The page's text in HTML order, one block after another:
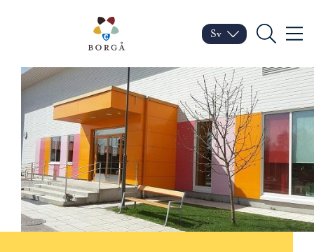
Porvoo – Gå till
Byt språk
Nuvarande språk:
Sv
Sök Meny